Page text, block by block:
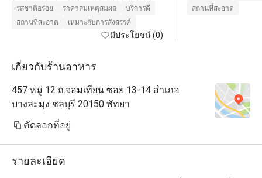
visited. Great food. Recommend.
Even recommend without discount.
один из лучших ресторанов
Берите сет суши —
восхитительный рис и рыба! Ну и
осторожнее с васаби. Здесь он
настоящий — ядерная война
прямо во рту. Рамен тоже чудный.
Адекватные цены — можно
รสชาติอร่อย ราคาสมเหตุสมผล
บริการดี
สถานที่สะอาด
เหมาะกับการสังสรรค์
มีประโยชน์ (0)
สถานที่สะอาด
เกี่ยวกับร้านอาหาร
457 หมู่ 12 ถ.จอมเทียน ซอย 13-14 อำเภอ
บางละมุง ชลบุรี 20150 พัทยา
คัดลอกที่อยู่
รายละเอียด